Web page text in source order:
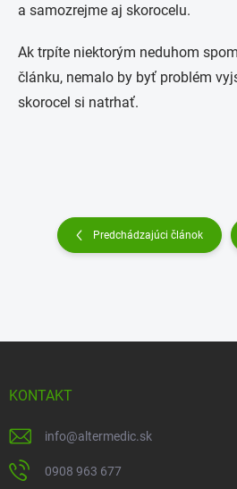
a samozrejme aj skorocelu.
Ak trpíte niektorým neduhom
článku, nemalo by byť problém
skorocel si natrhať.
Predchádzajúci článok
KONTAKT
info@altermedic.sk
0908 963 677